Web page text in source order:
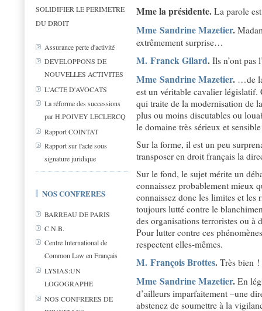
SOLIDIFIER LE PERIMETRE
DU DROIT
Assurance perte d'activité
DEVELOPPONS DE
NOUVELLES ACTIVITES
L'ACTE D'AVOCATS
La réforme des successions
par H.POIVEY LECLERCQ
Rapport COINTAT
Rapport sur l'acte sous
signature juridique
NOS CONFRERES
BARREAU DE PARIS
C.N.B.
Centre International de
Common Law en Français
LYSIAS:UN
LOGOGRAPHE
NOS CONFRERES DE
Mme la présidente. La parole
Mme Sandrine Mazetier.
extrêmement surprise…
M. Franck Gilard. Ils n’ont pas
Mme Sandrine Mazetier. …de
est un véritable cavalier législatif.
qui traite de la modernisation de
plus ou moins discutables ou
le domaine très sérieux et
Sur la forme, il est un peu
transposer en droit français la
Sur le fond, le sujet mérite un
connaissez probablement mieux
connaissez donc les limites et les
toujours lutté contre le
des organisations terroristes ou à
Pour lutter contre ces
respectent elles-mêmes.
M. François Brottes. Très bien !
Mme Sandrine Mazetier. En
d’ailleurs imparfaitement –une
abstenez de soumettre à la